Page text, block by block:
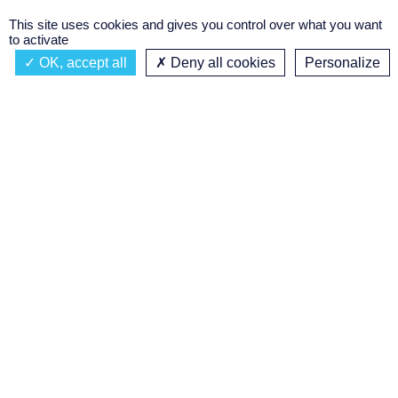
Émission à l'antenne
Actualités À propos
This site uses cookies and gives you control over what you want
to activate
OK, accept all
Deny all cookies
Personalize